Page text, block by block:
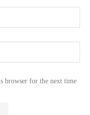
browser for the next time